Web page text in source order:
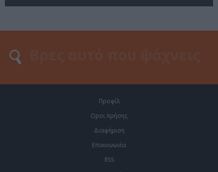
Προφίλ
Οροι Χρήσης
Διαφήμιση
Επικοινωνία
RSS